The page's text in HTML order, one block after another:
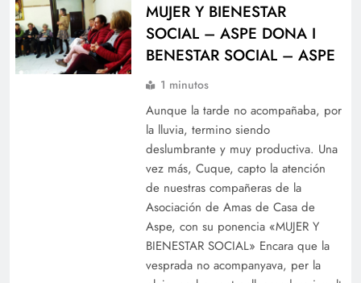
MUJER Y BIENESTAR
SOCIAL – ASPE DONA I
BENESTAR SOCIAL – ASPE
1 minutos
Aunque la tarde no acompañaba, por
la lluvia, termino siendo
deslumbrante y muy productiva. Una
vez más, Cuque, capto la atención
de nuestras compañeras de la
Asociación de Amas de Casa de
Aspe, con su ponencia «MUJER Y
BIENESTAR SOCIAL» Encara que la
vesprada no acompanyava, per la